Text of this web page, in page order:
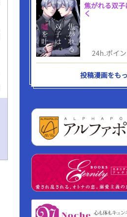
焦がれる双
く
24h.ポイ
投稿漫画をも